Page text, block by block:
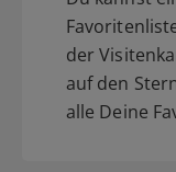
der
auf den
alle Deine